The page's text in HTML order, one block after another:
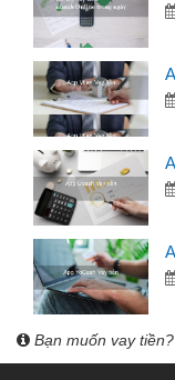
Bạn muốn vay